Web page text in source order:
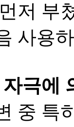
저 부
사용
자극에
중 특